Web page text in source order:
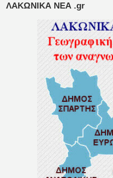
ΛΑΚΩΝΙΚΑ ΝΕΑ .gr